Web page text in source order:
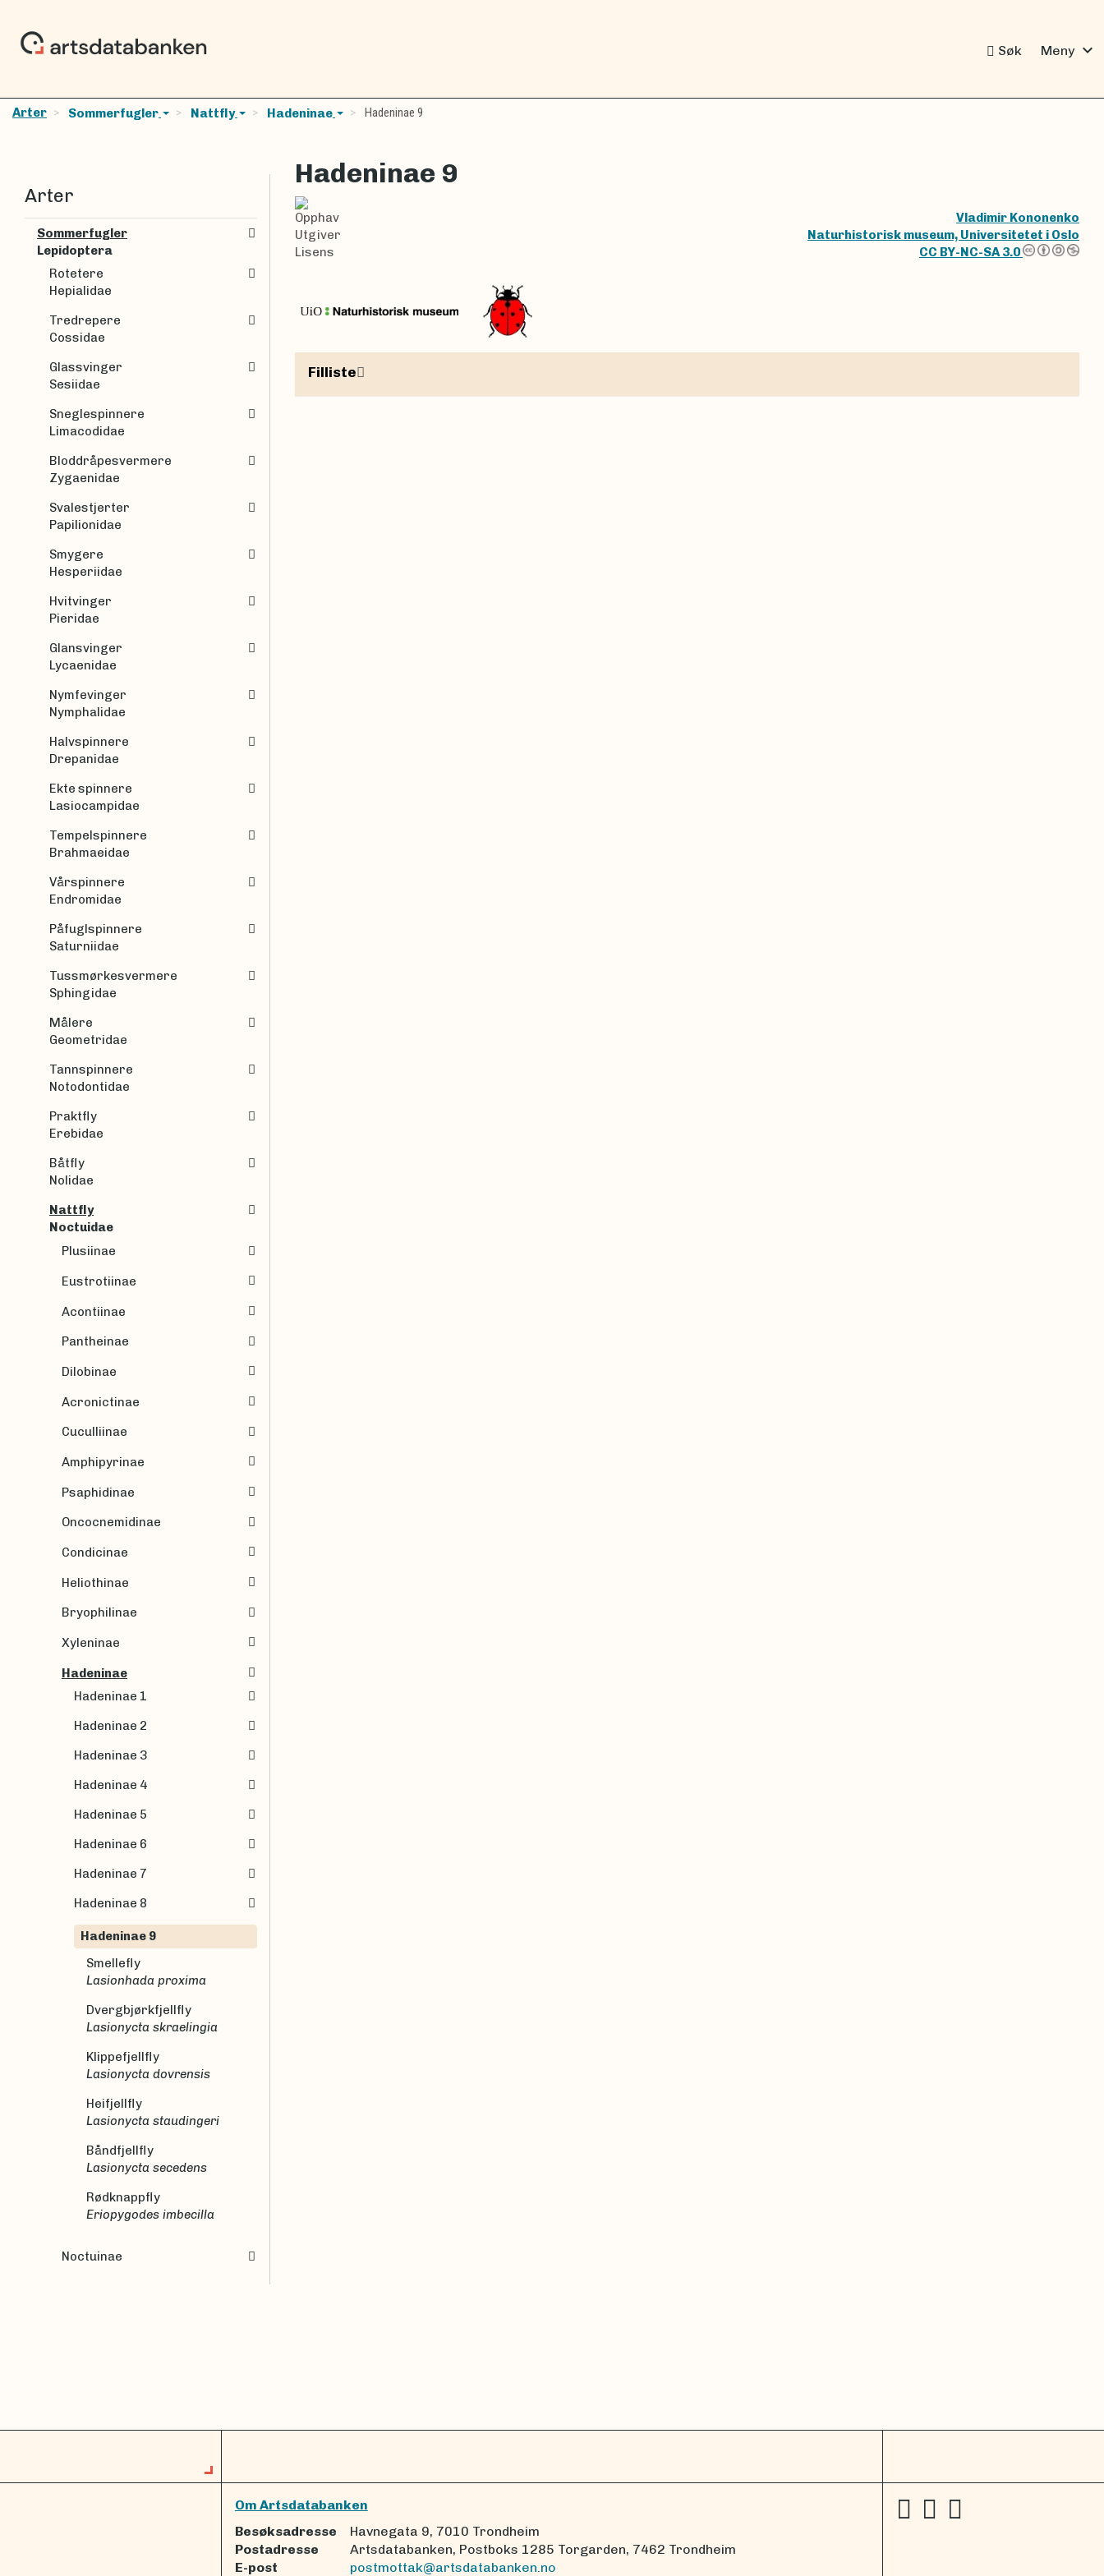
Søk Meny expand_more
Arter Sommerfugler Nattfly Hadeninae Hadeninae 9
Hadeninae 9
Opphav
Vladimir Kononenko
Utgiver
Naturhistorisk museum, Universitetet i Oslo
Lisens
CC BY-NC-SA 3.0
Filliste
Arter
Sommerfugler
Lepidoptera
Rotetere
Hepialidae
Tredrepere
Cossidae
Glassvinger
Sesiidae
Sneglespinnere
Limacodidae
Bloddråpesvermere
Zygaenidae
Svalestjerter
Papilionidae
Smygere
Hesperiidae
Hvitvinger
Pieridae
Glansvinger
Lycaenidae
Nymfevinger
Nymphalidae
Halvspinnere
Drepanidae
Ekte spinnere
Lasiocampidae
Tempelspinnere
Brahmaeidae
Vårspinnere
Endromidae
Påfuglspinnere
Saturniidae
Tussmørkesvermere
Sphingidae
Målere
Geometridae
Tannspinnere
Notodontidae
Praktfly
Erebidae
Båtfly
Nolidae
Nattfly
Noctuidae
Plusiinae
Eustrotiinae
Acontiinae
Pantheinae
Dilobinae
Acronictinae
Cuculliinae
Amphipyrinae
Psaphidinae
Oncocnemidinae
Condicinae
Heliothinae
Bryophilinae
Xyleninae
Hadeninae
Hadeninae 1
Hadeninae 2
Hadeninae 3
Hadeninae 4
Hadeninae 5
Hadeninae 6
Hadeninae 7
Hadeninae 8
Hadeninae 9
Smellefly
Lasionhada proxima
Dvergbjørkfjellfly
Lasionycta skraelingia
Klippefjellfly
Lasionycta dovrensis
Heifjellfly
Lasionycta staudingeri
Båndfjellfly
Lasionycta secedens
Rødknappfly
Eriopygodes imbecilla
Noctuinae
Om Artsdatabanken
Besøksadresse
Havnegata 9, 7010 Trondheim
Postadresse
Artsdatabanken, Postboks 1285 Torgarden, 7462 Trondheim
E-post
postmottak@artsdatabanken.no